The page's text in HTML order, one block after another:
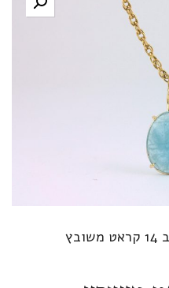
תליון זהב 14 קראט משובץ